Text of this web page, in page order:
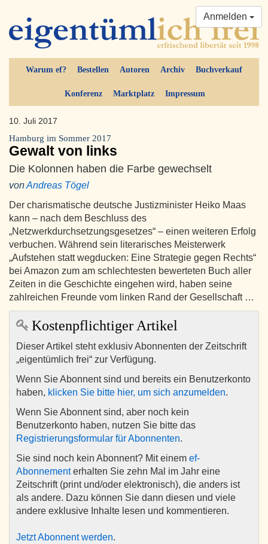
Warum ef? Bestellen Autoren Archiv Buchverkauf
Konferenz Marktplatz Impressum
Anmelden
10. Juli 2017
Hamburg im Sommer 2017
Gewalt von links
Die Kolonnen haben die Farbe gewechselt
vonAndreas Tögel
Der charismatische deutsche Justizminister Heiko Maas
kann – nach dem Beschluss des
„Netzwerkdurchsetzungsgesetzes“ – einen weiteren Erfolg
verbuchen. Während sein literarisches Meisterwerk
„Aufstehen statt wegducken: Eine Strategie gegen Rechts“
bei Amazon zum am schlechtesten bewerteten Buch aller
Zeiten in die Geschichte eingehen wird, haben seine
zahlreichen Freunde vom linken Rand der Gesellschaft …
Kostenpflichtiger Artikel
Dieser Artikel steht exklusiv Abonnenten der Zeitschrift
„eigentümlich frei“ zur Verfügung.
Wenn Sie Abonnent sind und bereits ein Benutzerkonto
haben, klicken Sie bitte hier, um sich anzumelden.
Wenn Sie Abonnent sind, aber noch kein
Benutzerkonto haben, nutzen Sie bitte das
Registrierungsformular für Abonnenten.
Sie sind noch kein Abonnent? Mit einem ef-
Abonnementerhalten Sie zehn Mal im Jahr eine
Zeitschrift (print und/oder elektronisch), die anders ist
als andere. Dazu können Sie dann diesen und viele
andere exklusive Inhalte lesen und kommentieren.
Jetzt Abonnent werden.